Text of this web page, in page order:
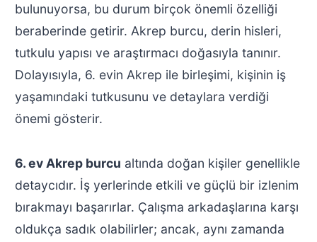
bulunuyorsa, bu durum birçok önemli özelliği
beraberinde getirir. Akrep burcu, derin hisleri,
tutkulu yapısı ve araştırmacı doğasıyla tanınır.
Dolayısıyla, 6. evin Akrep ile birleşimi, kişinin iş
yaşamındaki tutkusunu ve detaylara verdiği
önemi gösterir.
6. ev Akrep burcu altında doğan kişiler genellikle
detaycıdır. İş yerlerinde etkili ve güçlü bir izlenim
bırakmayı başarırlar. Çalışma arkadaşlarına karşı
oldukça sadık olabilirler; ancak, aynı zamanda